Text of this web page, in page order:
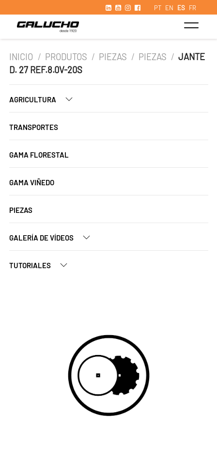
PT EN ES FR
INICIO / PRODUTOS / PIEZAS / PIEZAS / JANTE
D. 27 REF.8.0V-20S
AGRICULTURA
TRANSPORTES
GAMA FLORESTAL
GAMA VIÑEDO
PIEZAS
GALERÍA DE VÍDEOS
TUTORIALES